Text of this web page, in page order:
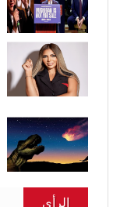
الرأى